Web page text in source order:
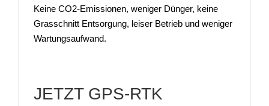
Keine CO2-Emissionen, weniger Dünger, keine
Grasschnitt Entsorgung, leiser Betrieb und weniger
Wartungsaufwand.
JETZT GPS-RTK